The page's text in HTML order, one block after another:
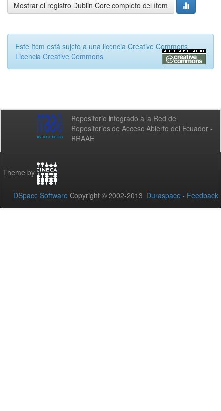
Mostrar el registro Dublin Core completo del ítem
Este ítem está sujeto a una licencia Creative Commons
Licencia Creative Commons
Repositorio integrado a la Red de
Repositorios de Acceso Abierto del Ecuador -
RRAAE
Theme by
DSpace Software Copyright © 2002-2013 Duraspace - Feedback